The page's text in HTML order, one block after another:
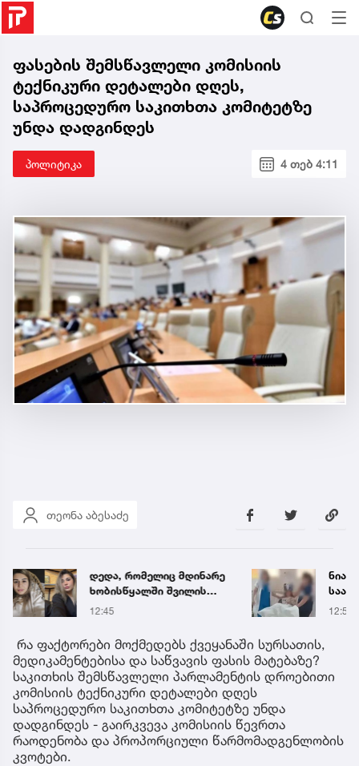
ფასების შემსწავლელი კომისიის
ტექნიკური დეტალები დღეს,
საპროცედურო საკითხთა კომიტეტზე
უნდა დადგინდეს
პოლიტიკა 4 თებ 4:11
თეონა აბესაძე
ნია იმნაძის ადვოკატი
საავადმყოფოში
გადაღებულ კადრებს
12:56 12
რა ფაქტორები მოქმედებს ქვეყანაში სურსათის,
მედიკამენტებისა და საწვავის ფასის მატებაზე?
საკითხის შემსწავლელი პარლამენტის დროებითი
კომისიის ტექნიკური დეტალები დღეს
საპროცედურო საკითხთა კომიტეტზე უნდა
დადგინდეს - გაირკვევა კომისიის წევრთა
რაოდენობა და პროპორციული წარმომადგენლობის
კვოტები.